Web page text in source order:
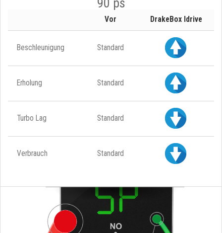
Vor DrakeBox Idrive
Beschleunigung Standard
Erholung Standard
Turbo Lag Standard
Verbrauch Standard